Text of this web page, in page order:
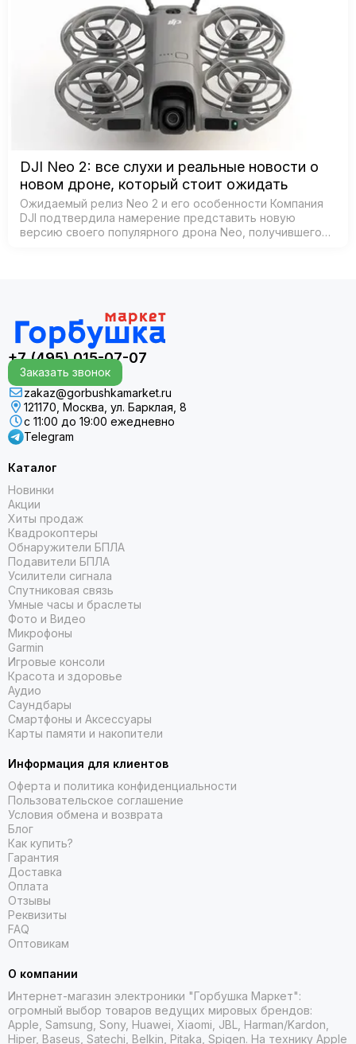
DJI Neo 2: все слухи и реальные новости о
новом дроне, который стоит ожидать
Ожидаемый релиз Neo 2 и его особенности Компания
DJI подтвердила намерение представить новую
версию своего популярного дрона Neo, получившего
+7 (495) 015-07-07
Заказать звонок
zakaz@gorbushkamarket.ru
121170, Москва, ул. Барклая, 8
с 11:00 до 19:00 ежедневно
Telegram
Каталог
Новинки
Акции
Хиты продаж
Квадрокоптеры
Обнаружители БПЛА
Подавители БПЛА
Усилители сигнала
Спутниковая связь
Умные часы и браслеты
Фото и Видео
Микрофоны
Garmin
Игровые консоли
Красота и здоровье
Аудио
Саундбары
Смартфоны и Аксессуары
Карты памяти и накопители
Информация для клиентов
Оферта и политика конфиденциальности
Пользовательское соглашение
Условия обмена и возврата
Блог
Как купить?
Гарантия
Доставка
Оплата
Отзывы
Реквизиты
FAQ
Оптовикам
О компании
Интернет-магазин электроники "Горбушка Маркет":
огромный выбор товаров ведущих мировых брендов:
Apple, Samsung, Sony, Huawei, Xiaomi, JBL, Harman/Kardon,
Hiper, Baseus, Satechi, Belkin, Pitaka, Spigen. На технику Apple